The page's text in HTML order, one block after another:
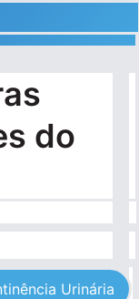
do
Urinária